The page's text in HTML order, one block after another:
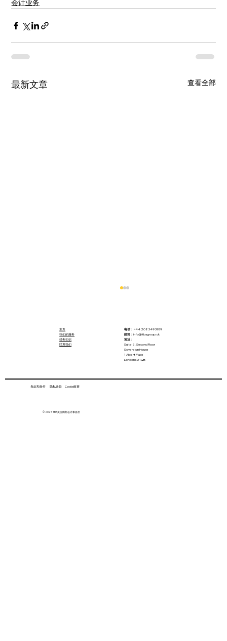
会计业务
最新文章 查看全部
主页
我们的服务
税务知识
联系我们
电话： +44 208 349 3939
邮箱： info@tbagroup.uk
地址：
Suite 2, Second Floor
Sovereign House
1 Albert Place
London N3 1QB
条款和条件 隐私条款 Cookie政策
© 2025 TBA英国腾邦会计事务所